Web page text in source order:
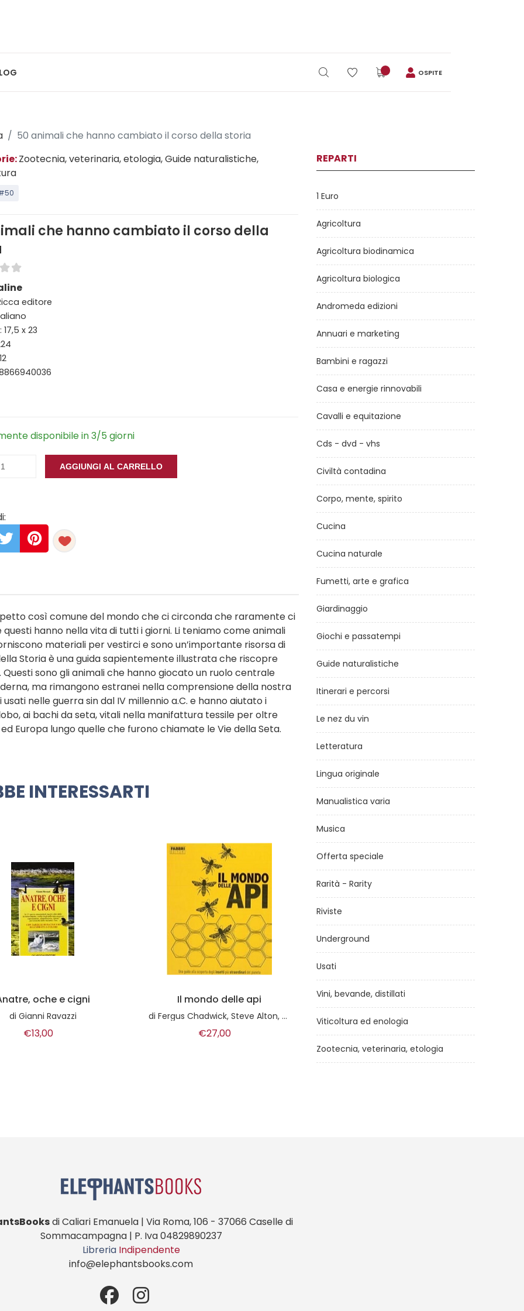
OSPITE
50 animali che hanno cambiato il corso della storia
Zootecnia, veterinaria, etologia, Guide naturalistiche,
che hanno cambiato il corso della
editore
x 23
disponibile in 3/5 giorni
AGGIUNGI AL CARRELLO
così comune del mondo che ci circonda che raramente ci
hanno nella vita di tutti i giorni. Li teniamo come animali
materiali per vestirci e sono un’importante risorsa di
Storia è una guida sapientemente illustrata che riscopre
sono gli animali che hanno giocato un ruolo centrale
ma rimangono estranei nella comprensione della nostra
nelle guerra sin dal IV millennio a.C. e hanno aiutato i
ai bachi da seta, vitali nella manifattura tessile per oltre
Europa lungo quelle che furono chiamate le Vie della Seta.
INTERESSARTI
Il mondo delle api
Steve Alton, Emma Sarah Tennant, Bill Fitzmaurice, Judy Earl
€27,00
La nuova stalla da latte
dia cura di Roberto Bartolini
€15,00
Il libro del miele dall'alveare
al raccolto
di Gianni Ravazzi
€12,90
REPARTI
1 Euro
Agricoltura
Agricoltura biodinamica
Agricoltura biologica
Andromeda edizioni
Annuari e marketing
Bambini e ragazzi
Casa e energie rinnovabili
Cavalli e equitazione
Cds - dvd - vhs
Civiltà contadina
Corpo, mente, spirito
Cucina
Cucina naturale
Fumetti, arte e grafica
Giardinaggio
Giochi e passatempi
Guide naturalistiche
Itinerari e percorsi
Le nez du vin
Letteratura
Lingua originale
Manualistica varia
Musica
Offerta speciale
Rarità - Rarity
Riviste
Underground
Usati
Vini, bevande, distillati
Viticoltura ed enologia
Zootecnia, veterinaria, etologia
di Caliari Emanuela | Via Roma, 106 - 37066 Caselle di
Sommacampagna | P. Iva 04829890237
Libreria Indipendente
info@elephantsbooks.com